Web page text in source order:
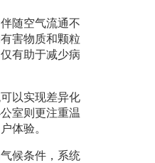
随空气流通不
害物质和颗粒
有助于减少病
以实现差异化
室则更注重温
体验。
候条件，系统